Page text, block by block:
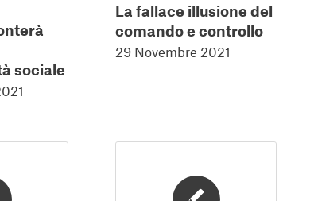
sociale
La fallace illusione del
comando e controllo
29 Novembre 2021